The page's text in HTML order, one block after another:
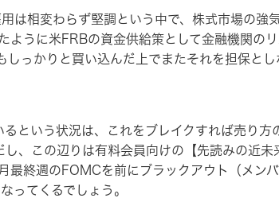
は相変わらず堅調という中で、株式市場の強
ように米FRBの資金供給策として金融機関の
っかりと買い込んだ上でまたそれを担保とし
という状況は、これをブレイクすれば売り方
、この辺りは有料会員向けの【先読みの近未
最終週のFOMCを前にブラックアウト（メン
ってくるでしょう。